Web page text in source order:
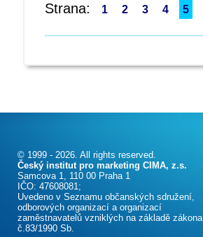
Strana:
1 2 3 4 5
© 1999 - 2026. All rights reserved.
Český institut pro marketing CIMA, z.s.
Samcova 1, 110 00 Praha 1
IČO: 47608081;
Uvedeno v Seznamu občanských sdružení,
odborových organizací a organizací
zaměstnavatelů vzniklých na základě zákona
č.83/1990 Sb.